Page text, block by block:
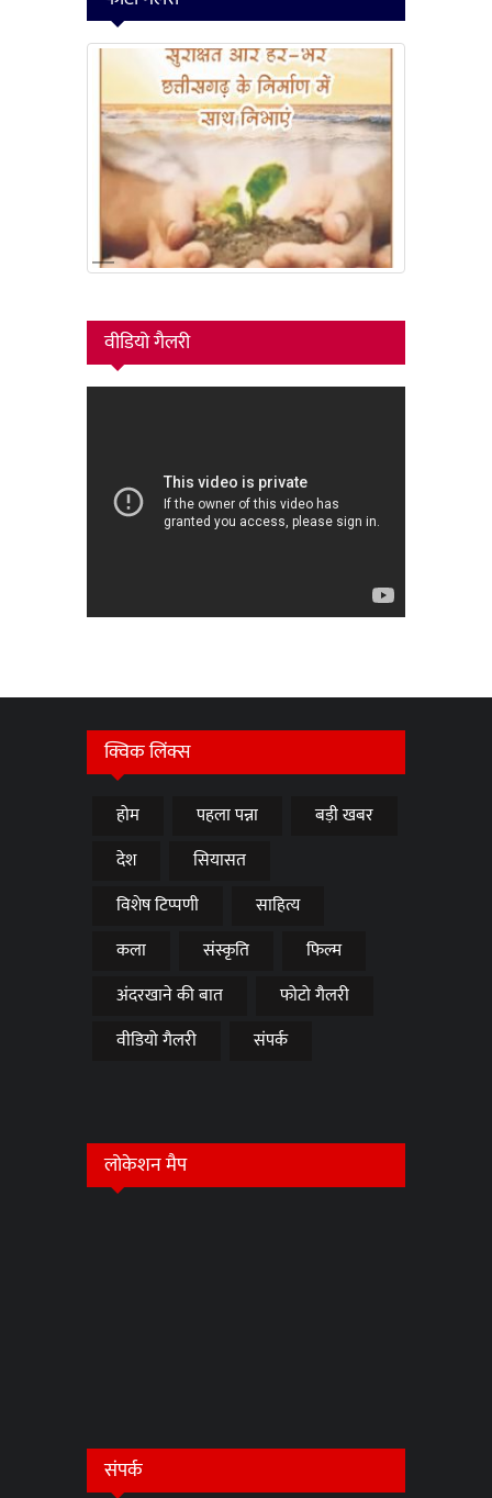
वीडियो गैलरी
क्विक लिंक्स
होम पहला पन्ना
बड़ी खबर
देश
सियासत
विशेष टिप्पणी
साहित्य
कला
संस्कृति
फिल्म
अंदरखाने की बात
फोटो गैलरी
वीडियो गैलरी
संपर्क
लोकेशन मैप
संपर्क